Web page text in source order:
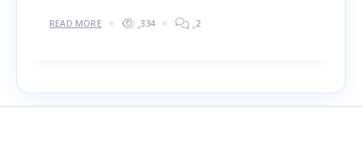
READ MORE 334 2